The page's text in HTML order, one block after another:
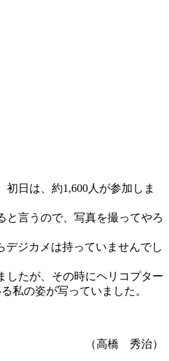
日は、約1,600人が参加しま
言うので、写真を撮ってやろ
ジカメは持っていませんでし
たが、その時にヘリコプター
私の姿が写っていました。
（高橋 秀治）